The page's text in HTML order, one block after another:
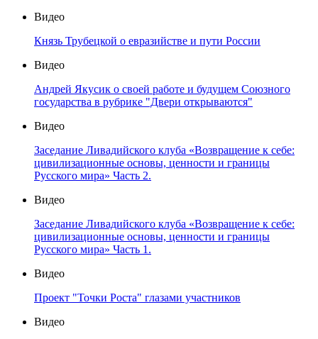
Видео
Князь Трубецкой о евразийстве и пути России
Видео
Андрей Якусик о своей работе и будущем Союзного
государства в рубрике "Двери открываются"
Видео
Заседание Ливадийского клуба «Возвращение к себе:
цивилизационные основы, ценности и границы
Русского мира» Часть 2.
Видео
Заседание Ливадийского клуба «Возвращение к себе:
цивилизационные основы, ценности и границы
Русского мира» Часть 1.
Видео
Проект "Точки Роста" глазами участников
Видео